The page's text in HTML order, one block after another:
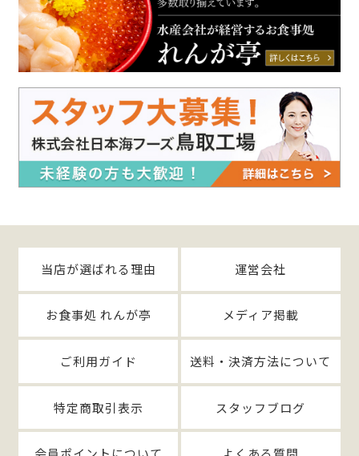
当店が選ばれる理由 運営会社
お食事処 れんが亭 メディア掲載
ご利用ガイド 送料・決済方法について
特定商取引表示 スタッフブログ